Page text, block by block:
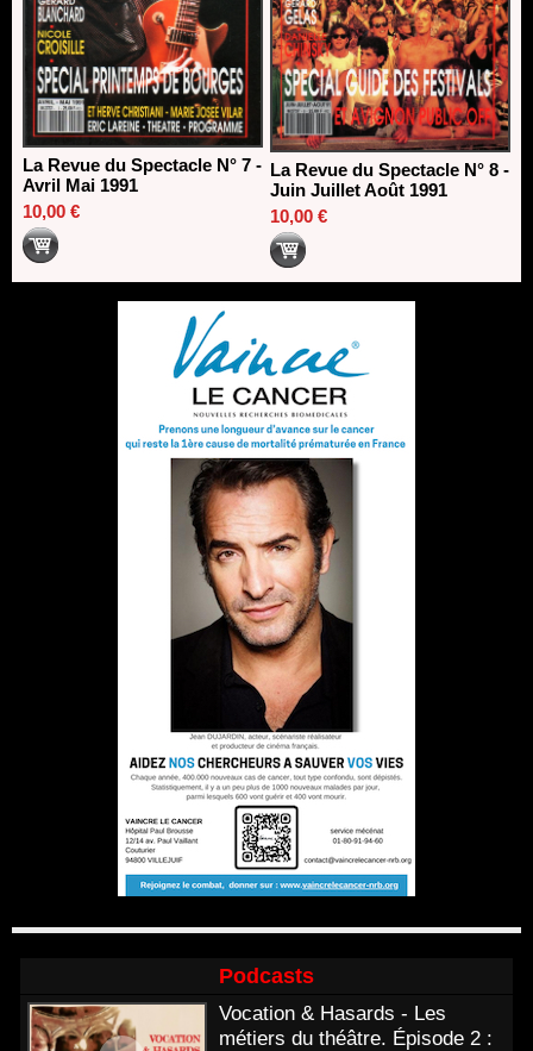
La Revue du Spectacle N° 7 -
Avril Mai 1991
10,00 €
La Revue du Spectacle N° 8 -
Juin Juillet Août 1991
10,00 €
Podcasts
Vocation & Hasards - Les
métiers du théâtre. Épisode 2 :